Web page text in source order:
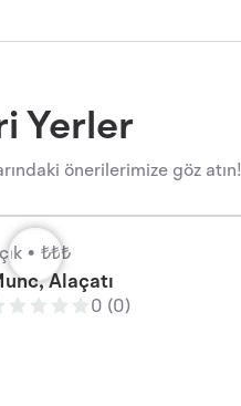
Yerler
önerilerimize göz atın!
• ₺₺₺
Alaçatı
0 (0)